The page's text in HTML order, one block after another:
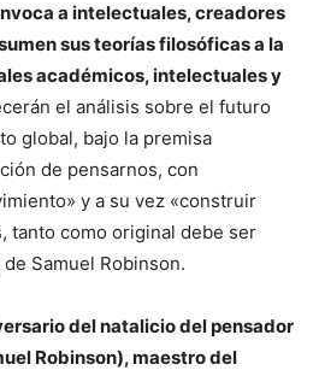
a intelectuales, creadores
sus teorías filosóficas a la
académicos, intelectuales y
el análisis sobre el futuro
global, bajo la premisa
de pensarnos, con
y a su vez «construir
tanto como original debe ser
Samuel Robinson.
del natalicio del pensador
Robinson), maestro del